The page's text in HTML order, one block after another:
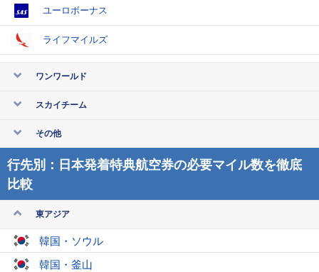
ユーロボーナス
ライフマイルズ
ワンワールド
スカイチーム
その他
行先別：日本発着特典航空券の必要マイル数を徹底
比較
東アジア
韓国・ソウル
韓国・釜山